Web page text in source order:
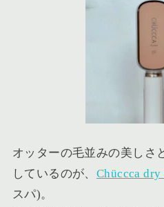
オッターの毛並みの美しさ
しているのが、 Chüccca dry
スパ)。